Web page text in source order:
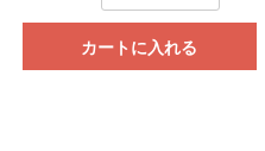
カートに入れる